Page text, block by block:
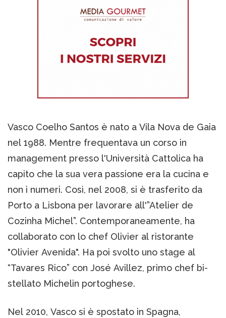
Vasco Coelho Santos è nato a Vila Nova de Gaia
nel 1988. Mentre frequentava un corso in
management presso l'Università Cattolica ha
capito che la sua vera passione era la cucina e
non i numeri. Così, nel 2008, si è trasferito da
Porto a Lisbona per lavorare all'”Atelier de
Cozinha Michel”. Contemporaneamente, ha
collaborato con lo chef Olivier al ristorante
"Olivier Avenida". Ha poi svolto uno stage al
“Tavares Rico” con José Avillez, primo chef bi-
stellato Michelin portoghese.
Nel 2010, Vasco si è spostato in Spagna,